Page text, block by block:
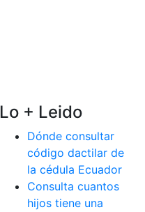
Lo + Leido
Dónde consultar
código dactilar de
la cédula Ecuador
Consulta cuantos
hijos tiene una